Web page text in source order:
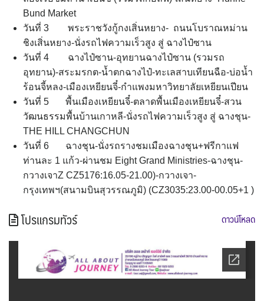
Bund Market
วันที่ 3 พระราชวังกู้กงเสิ่นหยาง- ถนนโบราณหม่าน
ชิงเสิ่นหยาง-นั่งรถไฟความเร็วสูง สู่ ฉางไป๋ซาน
วันที่ 4 ฉางไป๋ซาน-อุทยานฉางไป๋ซาน (รวมรถ
อุทยาน)-สระมรกต-น้ำตกฉางไป๋-ทะเลสาบเทียนฉือ-บ่อน้ำ
ร้อนจี้หลง-เมืองเหยียนจี๋-กำแพงมหาวิทยาลัยเหยียนเปียน
วันที่ 5 พื้นเมืองเหยียนจี๋-ตลาดพื้นเมืองเหยียนจี๋-สวน
วัฒนธรรมพื้นบ้านเกาหลี-นั่งรถไฟความเร็วสูง สู่ ฉางชุน-
THE HILL CHANGCHUN
วันที่ 6 ฉางชุน-นั่งรถรางชมเมืองฉางชุน+ฟรีกาแฟ
ท่านละ 1 แก้ว-ผ่านชม Eight Grand Ministries-ฉางชุน-
กวางเจาZ CZ5176:16.05-21.00)-กวางเจา-
กรุงเทพฯ(สนามบินสุวรรณภูมิ) (CZ3035:23.00-00.05+1 )
โปรแกรมทัวร์ ดาวน์โหลด